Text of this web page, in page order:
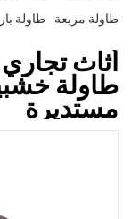
طاولة مربعة
طاولة
أثاث
طاولة
مستديرة